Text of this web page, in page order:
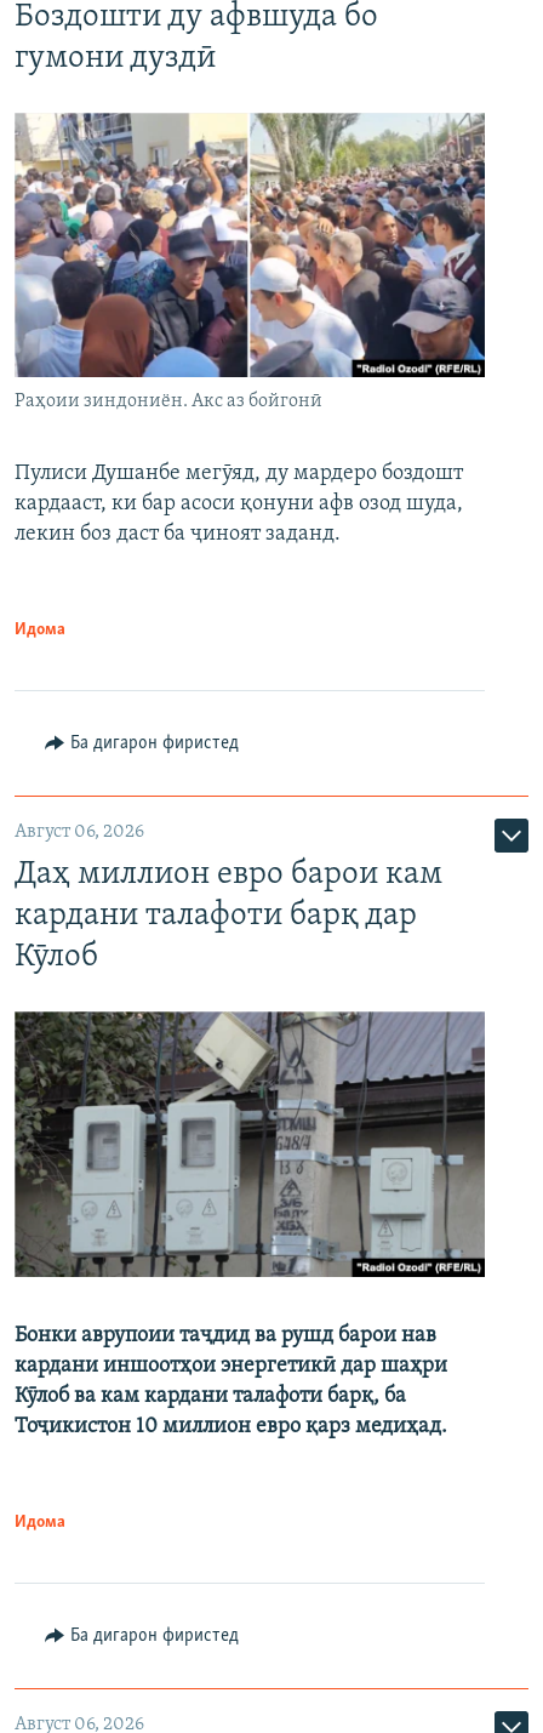
Боздошти ду афвшуда бо
гумони дуздӣ
Раҳоии зиндониён. Акс аз бойгонӣ
Пулиси Душанбе мегӯяд, ду мардеро боздошт
кардааст, ки бар асоси қонуни афв озод шуда,
лекин боз даст ба ҷиноят заданд.
Идома
Ба дигарон фиристед
Август 06, 2026
Даҳ миллион евро барои кам
кардани талафоти барқ дар
Кӯлоб
Бонки аврупоии таҷдид ва рушд барои нав
кардани иншоотҳои энергетикӣ дар шаҳри
Кӯлоб ва кам кардани талафоти барқ, ба
Тоҷикистон 10 миллион евро қарз медиҳад.
Идома
Ба дигарон фиристед
Август 06, 2026